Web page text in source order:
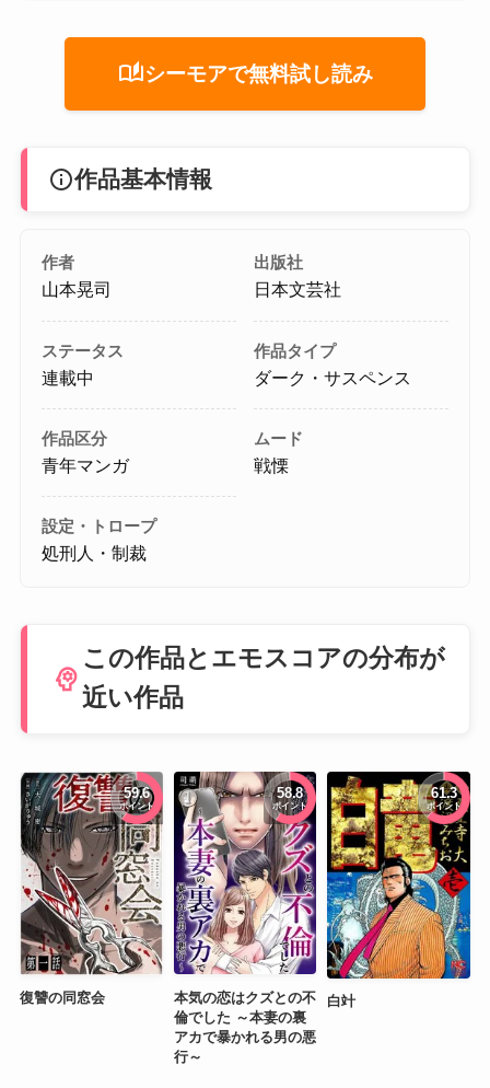
auto_storiesシーモアで無料試し読み
info作品基本情報
作者
山本晃司
出版社
日本文芸社
ステータス
連載中
作品タイプ
ダーク・サスペンス
作品区分
青年マンガ
ムード
戦慄
設定・トロープ
処刑人・制裁
psychology
この作品とエモスコアの分布が
近い作品
59.6
ポイント
復讐の同窓会
58.8
ポイント
本気の恋はクズとの不
倫でした ～本妻の裏
アカで暴かれる男の悪
行～
61.3
ポイント
白竍